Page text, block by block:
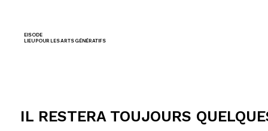
EISODE
LIEU POUR LES ARTS GÉNÉRATIFS
IL RESTERA TOUJOURS